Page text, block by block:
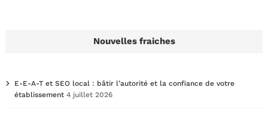
Nouvelles fraiches
E-E-A-T et SEO local : bâtir l’autorité et la confiance de votre
établissement 4 juillet 2026